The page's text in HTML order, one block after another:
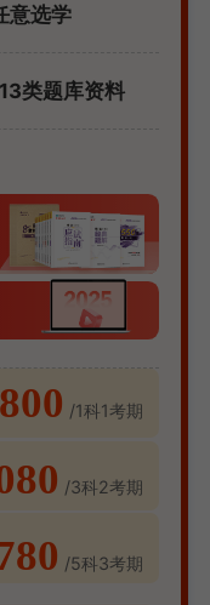
意选学
13类题库资料
800 /1科1考期
/3科2考期
/5科3考期